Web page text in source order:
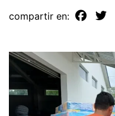
compartir en: